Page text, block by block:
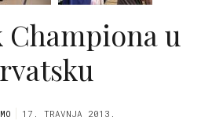
Championa u
17. TRAVNJA 2013.